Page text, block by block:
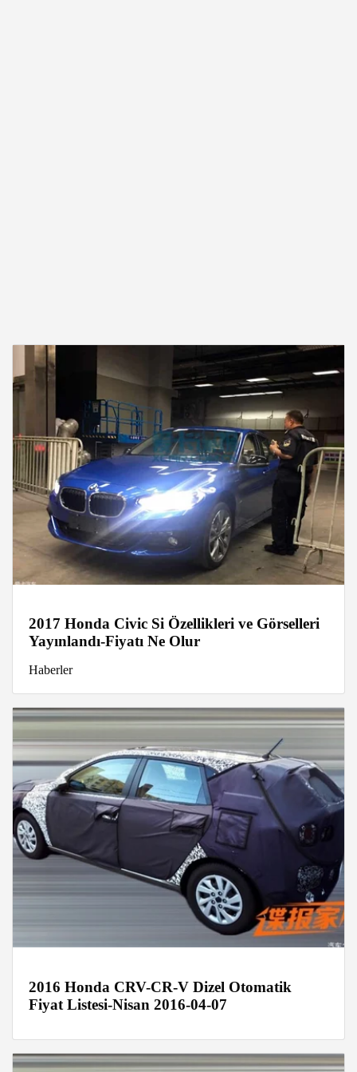
2017 Honda Civic Si Özellikleri ve Görselleri
Yayınlandı-Fiyatı Ne Olur
Haberler
2016 Honda CRV-CR-V Dizel Otomatik
Fiyat Listesi-Nisan 2016-04-07